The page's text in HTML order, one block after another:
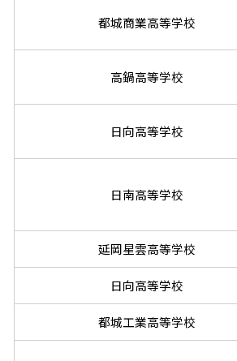
都城商業高等学校
高鍋高等学校
日向高等学校
日南高等学校
延岡星雲高等学校
日向高等学校
都城工業高等学校